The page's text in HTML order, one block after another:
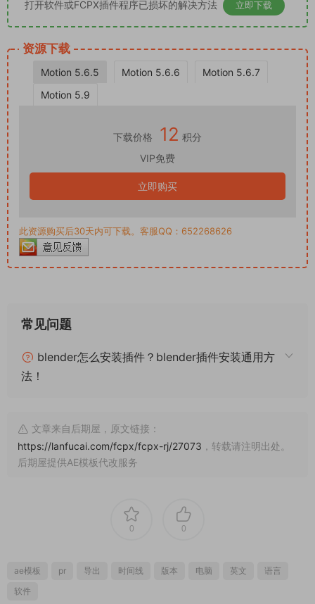
打开软件或FCPX插件程序已损坏的解决方法 立即下载
资源下载
Motion 5.6.5 Motion 5.6.6
Motion 5.6.7
Motion 5.9
下载价格 12 积分
VIP免费
立即购买
此资源购买后30天内可下载。客服QQ：652268626
常见问题
blender怎么安装插件？blender插件安装通用方
法！
文章来自后期屋，原文链接：
https://lanfucai.com/fcpx/fcpx-rj/27073 ，转载请注明出处。
后期屋提供AE模板代改服务
0 0
ae模板 pr 导出 时间线 版本 电脑 英文
语言
软件